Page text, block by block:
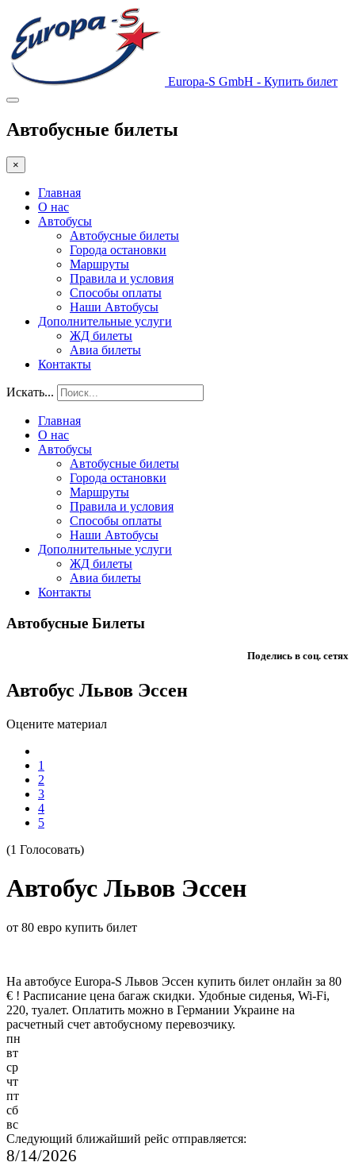
Europa-S GmbH - Купить билет
Автобусные билеты
×
Главная
О нас
Автобусы
Автобусные билеты
Города остановки
Маршруты
Правила и условия
Способы оплаты
Наши Автобусы
Дополнительные услуги
ЖД билеты
Авиа билеты
Контакты
Искать...
Главная
О нас
Автобусы
Автобусные билеты
Города остановки
Маршруты
Правила и условия
Способы оплаты
Наши Автобусы
Дополнительные услуги
ЖД билеты
Авиа билеты
Контакты
Автобусные Билеты
Поделись в соц. сетях
Автобус Львов Эссен
Оцените материал
1
2
3
4
5
(1 Голосовать)
Автобус Львов Эссен
от 80 евро купить билет
На автобусе Europa-S Львов Эссен купить билет онлайн за 80
€ ! Расписание цена багаж скидки. Удобные сиденья, Wi-Fi,
220, туалет. Оплатить можно в Германии Украине на
расчетный счет автобусному перевозчику.
пн
вт
ср
чт
пт
сб
вс
Следующий ближайший рейс отправляется:
8/14/2026